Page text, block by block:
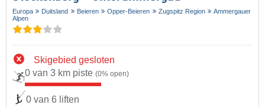
Europa Duitsland Beieren Opper-Beieren Zugspitz Region
Ammergauer
Alpen
Skigebied gesloten
0 van 3 km piste (0% open)
0 van 6 liften